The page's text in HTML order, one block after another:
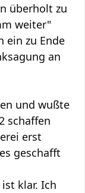
überholt zu
weiter"
ein zu Ende
an
und wußte
schaffen
erst
geschafft
klar. Ich